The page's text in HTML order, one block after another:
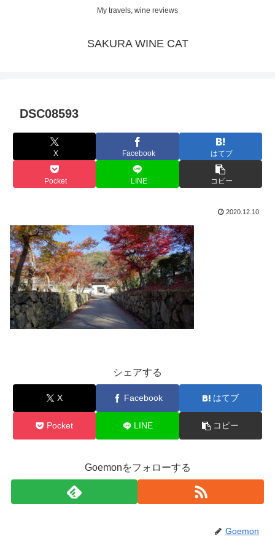
My travels, wine reviews
SAKURA WINE CAT
DSC08593
X Facebook はてブ
Pocket LINE コピー
2020.12.10
シェアする
X Facebook はてブ
Pocket LINE コピー
Goemonをフォローする
Goemon